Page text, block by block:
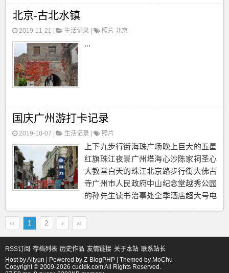
北京-古北水镇
2019-11-21 | 生活记录 照片 北京
...
国庆广州游打卡记录
2019-10-07 | 生活记录 照片
上下九步行街海珠广场晚上巨大的五星
红旗珠江夜景广州塔海心沙陈家祠圣心
大教堂白天的珠江北京路步行街大佛古
寺广州市人民政府中山纪念堂越秀公园
的孙先生读书治事处全季酒店超大号电
‹‹ 1 2 › ››
RSS订阅 存档列表 历史作品 友情链接 关于本站 联系站长
Host byAliyun | Powered by Z-BlogPHP | Themed by MoChu
Copyright © 2009-2026 cucldk.com All Rights Reserved.